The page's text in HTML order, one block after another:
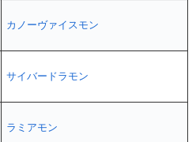
カノーヴァイスモン
サイバードラモン
ラミアモン